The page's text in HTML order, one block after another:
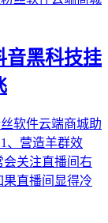
音黑科技挂
软件云端商城助
、营造羊群效
关注直播间右
果直播间显得冷